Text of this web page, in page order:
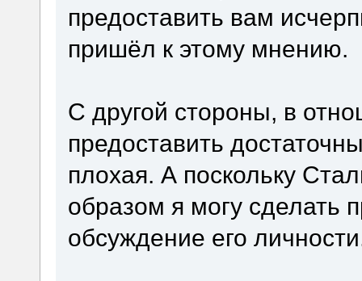
предоставить вам
пришёл к этому мнению.
С другой стороны, в
предоставить
плохая. А поскольку
образом я могу сделать
обсуждение его